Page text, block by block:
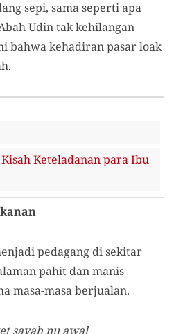
sepi, sama seperti apa
Udin tak kehilangan
bahwa kehadiran pasar loak
Keteladanan para Ibu
pedagang di sekitar
pahit dan manis
masa-masa berjualan.
sayah nu awal